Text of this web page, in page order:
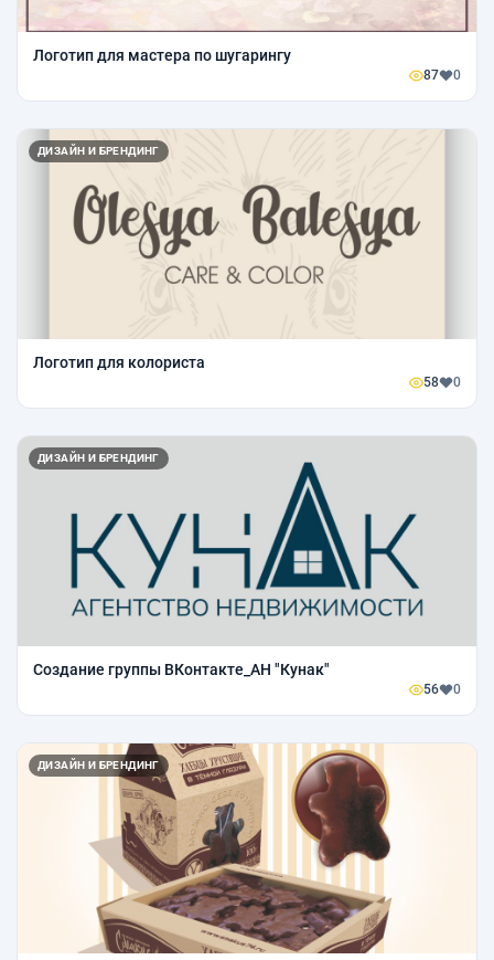
Логотип для мастера по шугарингу
87 0
ДИЗАЙН И БРЕНДИНГ
Логотип для колориста
58 0
ДИЗАЙН И БРЕНДИНГ
Создание группы ВКонтакте_АН "Кунак"
56 0
ДИЗАЙН И БРЕНДИНГ